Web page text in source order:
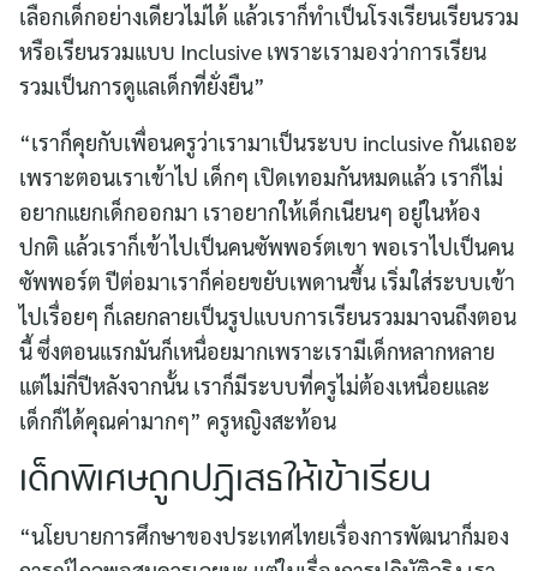
เลือกเด็กอย่างเดียวไม่ได้ แล้วเราก็ทำเป็นโรงเรียนเรียนรวม
หรือเรียนรวมแบบ Inclusive เพราะเรามองว่าการเรียน
รวมเป็นการดูแลเด็กที่ยั่งยืน”
“เราก็คุยกับเพื่อนครูว่าเรามาเป็นระบบ inclusive กันเถอะ
เพราะตอนเราเข้าไป เด็กๆ เปิดเทอมกันหมดแล้ว เราก็ไม่
อยากแยกเด็กออกมา เราอยากให้เด็กเนียนๆ อยู่ในห้อง
ปกติ แล้วเราก็เข้าไปเป็นคนซัพพอร์ตเขา พอเราไปเป็นคน
ซัพพอร์ต ปีต่อมาเราก็ค่อยขยับเพดานขึ้น เริ่มใส่ระบบเข้า
ไปเรื่อยๆ ก็เลยกลายเป็นรูปแบบการเรียนรวมมาจนถึงตอน
นี้ ซึ่งตอนแรกมันก็เหนื่อยมากเพราะเรามีเด็กหลากหลาย
แต่ไม่กี่ปีหลังจากนั้น เราก็มีระบบที่ครูไม่ต้องเหนื่อยและ
เด็กก็ได้คุณค่ามากๆ” ครูหญิงสะท้อน
เด็กพิเศษถูกปฏิเสธให้เข้าเรียน
“นโยบายการศึกษาของประเทศไทยเรื่องการพัฒนาก็มอง